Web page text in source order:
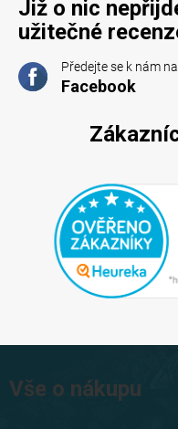
Již o nic
užitečné
Předejte se k nám na
Facebook
áVše o nákupu